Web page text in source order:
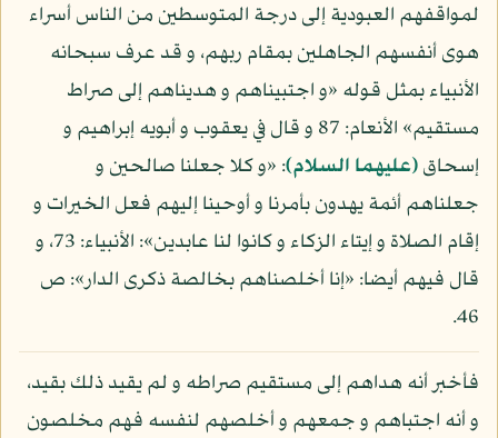
لمواقفهم العبودية إلى درجة المتوسطين من الناس أسراء
هوى أنفسهم الجاهلين بمقام ربهم، و قد عرف سبحانه
الأنبياء بمثل قوله «و اجتبيناهم و هديناهم إلى صراط
مستقيم» الأنعام: 87 و قال في يعقوب و أبويه إبراهيم و
إسحاق(عليهما السلام): «و كلا جعلنا صالحين و
جعلناهم أئمة يهدون بأمرنا و أوحينا إليهم فعل الخيرات و
إقام الصلاة و إيتاء الزكاء و كانوا لنا عابدين»: الأنبياء: 73، و
قال فيهم أيضا: «إنا أخلصناهم بخالصة ذكرى الدار»: ص
46.
فأخبر أنه هداهم إلى مستقيم صراطه و لم يقيد ذلك بقيد،
و أنه اجتباهم و جمعهم و أخلصهم لنفسه فهم مخلصون